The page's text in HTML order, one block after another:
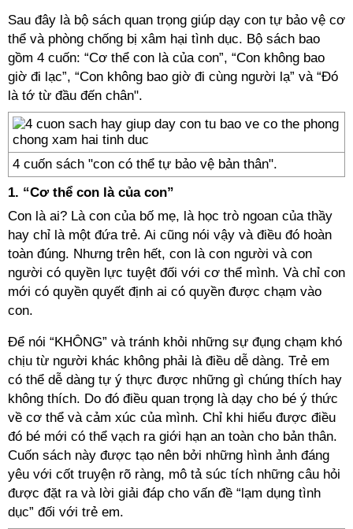
Sau đây là bộ sách quan trọng giúp dạy con tự bảo vệ cơ
thể và phòng chống bị xâm hại tình dục. Bộ sách bao
gồm 4 cuốn: “Cơ thể con là của con”, “Con không bao
giờ đi lạc”, “Con không bao giờ đi cùng người lạ” và “Đó
là tớ từ đầu đến chân".
4 cuốn sách "con có thể tự bảo vệ bản thân".
1. “Cơ thể con là của con”
Con là ai? Là con của bố mẹ, là học trò ngoan của thầy
hay chỉ là một đứa trẻ. Ai cũng nói vậy và điều đó hoàn
toàn đúng. Nhưng trên hết, con là con người và con
người có quyền lực tuyệt đối với cơ thể mình. Và chỉ con
mới có quyền quyết định ai có quyền được chạm vào
con.
Để nói “KHÔNG” và tránh khỏi những sự đụng chạm khó
chịu từ người khác không phải là điều dễ dàng. Trẻ em
có thể dễ dàng tự ý thực được những gì chúng thích hay
không thích. Do đó điều quan trọng là dạy cho bé ý thức
về cơ thể và cảm xúc của mình. Chỉ khi hiểu được điều
đó bé mới có thể vạch ra giới hạn an toàn cho bản thân.
Cuốn sách này được tạo nên bởi những hình ảnh đáng
yêu với cốt truyện rõ ràng, mô tả súc tích những câu hỏi
được đặt ra và lời giải đáp cho vấn đề “lạm dụng tình
dục” đối với trẻ em.